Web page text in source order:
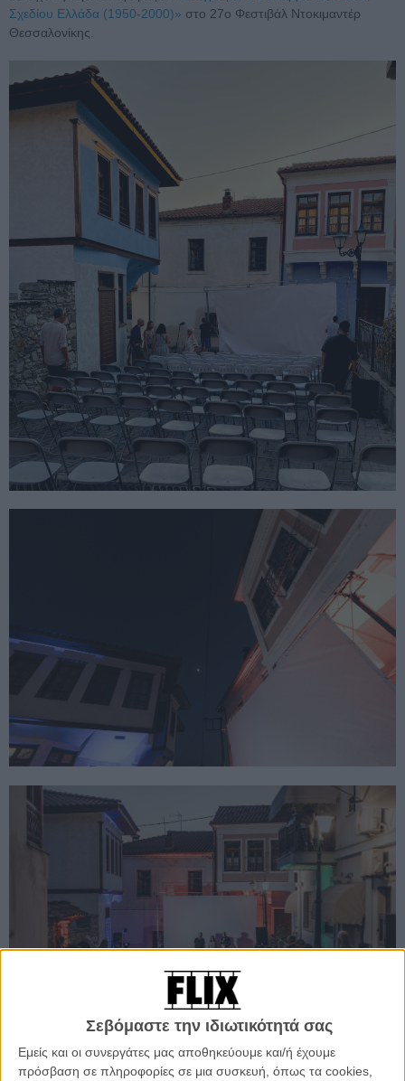
Σεβόμαστε την ιδιωτικότητά σας
Εμείς και οι συνεργάτες μας αποθηκεύουμε και/ή έχουμε
πρόσβαση σε πληροφορίες σε μια συσκευή, όπως τα cookies,
Σχεδίου Ελλάδα (1950-2000)» στο 27ο Φεστιβάλ Ντοκιμαντέρ
Θεσσαλονίκης.